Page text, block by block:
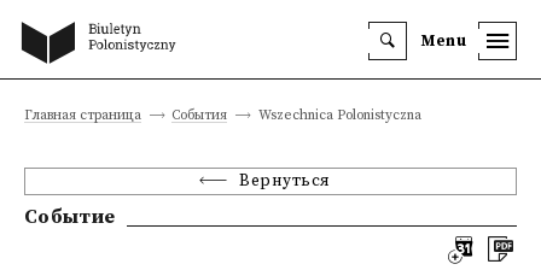
Menu
Главная страница События Wszechnica Polonistyczna
Вернуться
Событие